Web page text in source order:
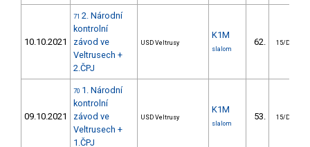
10.10.2021
71 2. Národní
kontrolní
závod ve
Veltrusech +
2.ČPJ
USD Veltrusy
K1M
slalom
62. 15/DM
09.10.2021
70 1. Národní
kontrolní
závod ve
Veltrusech +
1.ČPJ
USD Veltrusy
K1M
slalom
53. 15/DM